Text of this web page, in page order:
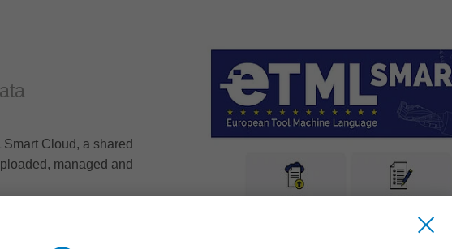
Cloud, a shared
managed and